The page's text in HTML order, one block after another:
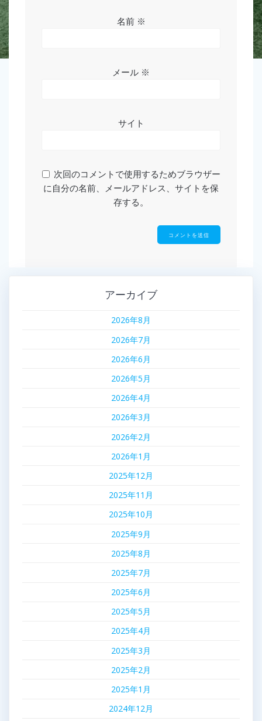
名前 ※
メール ※
サイト
次回のコメントで使用するためブラウザー
に自分の名前、メールアドレス、サイトを保
存する。
アーカイブ
2026年8月
2026年7月
2026年6月
2026年5月
2026年4月
2026年3月
2026年2月
2026年1月
2025年12月
2025年11月
2025年10月
2025年9月
2025年8月
2025年7月
2025年6月
2025年5月
2025年4月
2025年3月
2025年2月
2025年1月
2024年12月